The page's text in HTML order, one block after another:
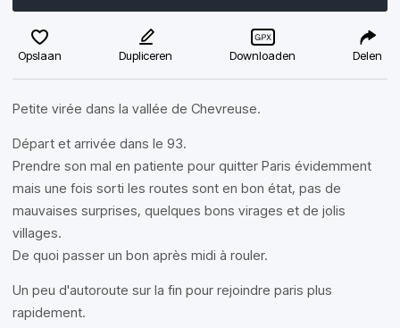
Opslaan Dupliceren Downloaden Delen
Petite virée dans la vallée de Chevreuse.
Départ et arrivée dans le 93.
Prendre son mal en patiente pour quitter Paris évidemment
mais une fois sorti les routes sont en bon état, pas de
mauvaises surprises, quelques bons virages et de jolis
villages.
De quoi passer un bon après midi à rouler.
Un peu d'autoroute sur la fin pour rejoindre paris plus
rapidement.